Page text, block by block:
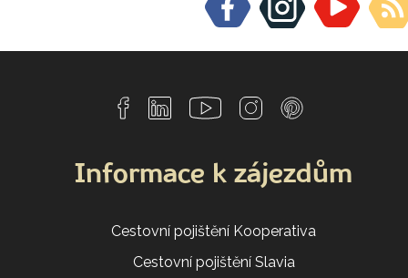
Informace k zájezdům
Cestovní pojištění Kooperativa
Cestovní pojištění Slavia